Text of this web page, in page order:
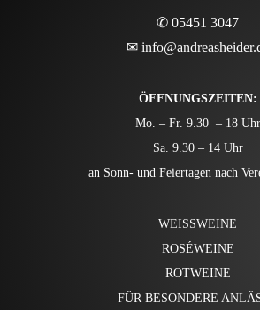
✆ 05451 3047
✉
ÖFFNUNGSZEITEN:
Mo. – Fr. 9.30 – 18 Uhr
Sa. 9.30 – 14 Uhr
an Sonn- und Feiertagen nach
WEISSWEINE
ROSÉWEINE
ROTWEINE
FÜR BESONDERE